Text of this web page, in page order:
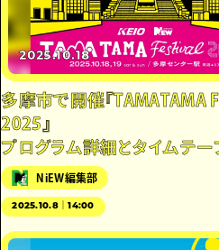
2025.10.18
多摩市で開催『TAMATAMA
2025』
プログラム詳細とタイムテー
NiEW編集部
2025.10.8｜14:00